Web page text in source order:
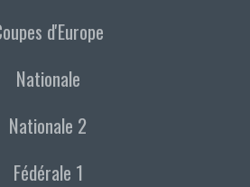
d'Europe
Nationale
Nationale 2
Fédérale 1